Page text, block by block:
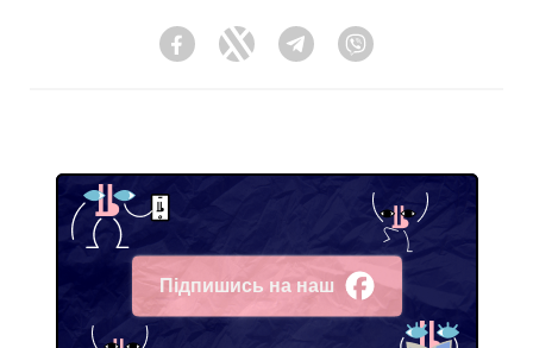
FacebookTwitter Telegram
Підпишись на наш
Facebook